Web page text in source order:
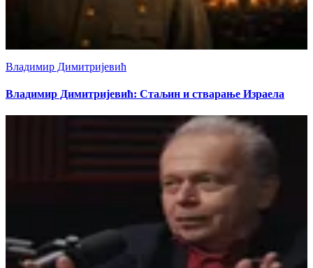
Владимир Димитријевић
Владимир Димитријевић: Стаљин и стварање Израела